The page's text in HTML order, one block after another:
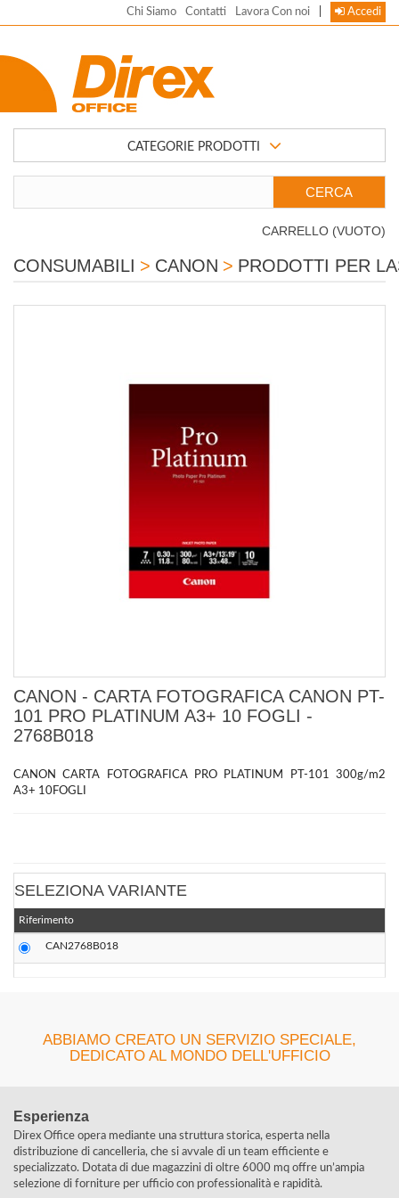
Chi Siamo Contatti Lavora Con noi Accedi
CATEGORIE PRODOTTI
CARRELLO (VUOTO)
CONSUMABILI > CANON > PRODOTTI PER
CANON - CARTA FOTOGRAFICA CANON PT-
101 PRO PLATINUM A3+ 10 FOGLI -
2768B018
CANON CARTA FOTOGRAFICA PRO PLATINUM PT-101 300g/m2
A3+ 10FOGLI
SELEZIONA VARIANTE
Riferimento
CAN2768B018
ABBIAMO CREATO UN SERVIZIO SPECIALE,
DEDICATO AL MONDO DELL'UFFICIO
Esperienza
Direx Office opera mediante una struttura storica, esperta nella
distribuzione di cancelleria, che si avvale di un team efficiente e
specializzato. Dotata di due magazzini di oltre 6000 mq offre un’ampia
selezione di forniture per ufficio con professionalità e rapidità.